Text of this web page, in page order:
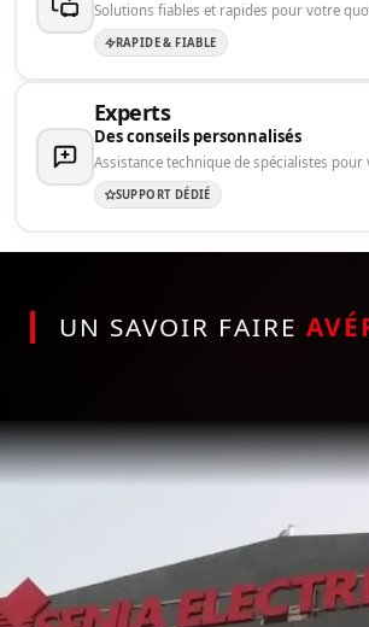
Solutions fiables et rapides pour votre
RAPIDE & FIABLE
Experts
Des conseils personnalisés
Assistance technique de spécialistes pour
SUPPORT DÉDIÉ
UN SAVOIR FAIRE